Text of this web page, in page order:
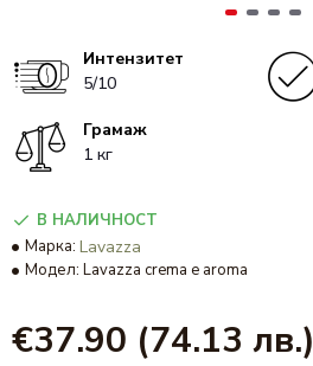
Интензитет
5/10
Грамаж
1 кг
В НАЛИЧНОСТ
Марка: Lavazza
Модел: Lavazza crema e aroma
€37.90 (74.13 лв.)